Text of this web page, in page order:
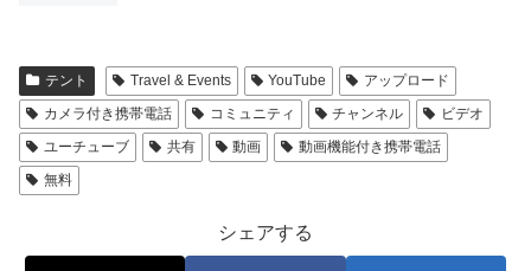
テント Travel & Events YouTube
アップロード
カメラ付き携帯電話
コミュニティ チャンネル
ビデオ
ユーチューブ
共有 動画
動画機能付き携帯電話
無料
シェアする